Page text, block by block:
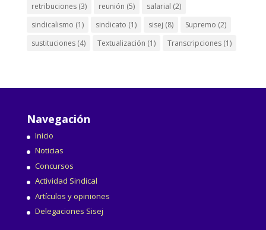
retribuciones(3) reunión (5) salarial (2)
sindicalismo (1) sindicato (1) sisej (8) Supremo (2)
sustituciones(4) Textualización (1) Transcripciones(1)
Navegación
Inicio
Noticias
Concursos
Actividad Sindical
Artículos y opiniones
Delegaciones Sisej